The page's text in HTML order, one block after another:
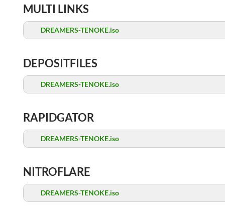
MULTI LINKS
DREAMERS-TENOKE.iso
DEPOSITFILES
DREAMERS-TENOKE.iso
RAPIDGATOR
DREAMERS-TENOKE.iso
NITROFLARE
DREAMERS-TENOKE.iso